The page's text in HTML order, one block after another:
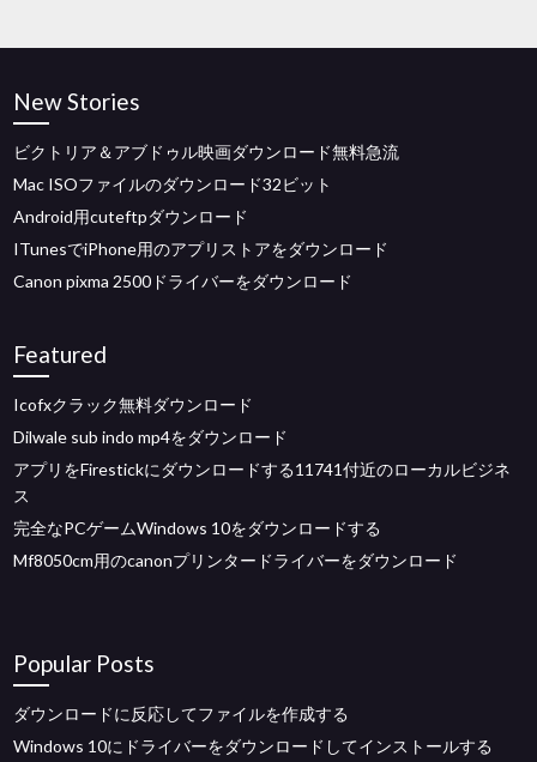
New Stories
ビクトリア＆アブドゥル映画ダウンロード無料急流
Mac ISOファイルのダウンロード32ビット
Android用cuteftpダウンロード
ITunesでiPhone用のアプリストアをダウンロード
Canon pixma 2500ドライバーをダウンロード
Featured
Icofxクラック無料ダウンロード
Dilwale sub indo mp4をダウンロード
アプリをFirestickにダウンロードする11741付近のローカルビジネ
ス
完全なPCゲームWindows 10をダウンロードする
Mf8050cm用のcanonプリンタードライバーをダウンロード
Popular Posts
ダウンロードに反応してファイルを作成する
Windows 10にドライバーをダウンロードしてインストールする